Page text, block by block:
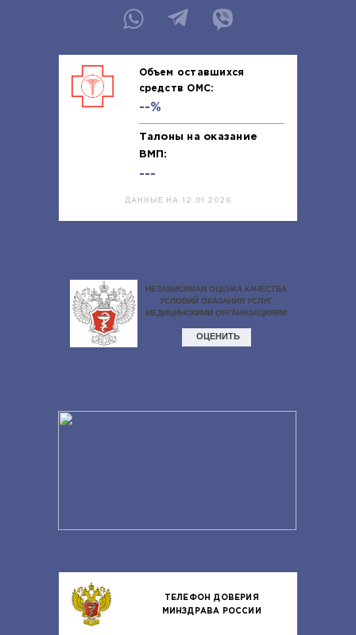
Объем оставшихся
средств ОМС:
--%
Талоны на оказание
ВМП:
---
ДАННЫЕ НА 12.01.2026
ТЕЛЕФОН ДОВЕРИЯ
МИНЗДРАВА РОССИИ